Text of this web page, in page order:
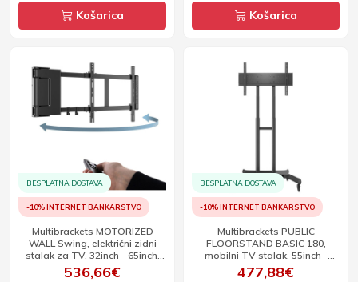
Košarica Košarica
BESPLATNA DOSTAVA
-10% INTERNET BANKARSTVO
Multibrackets MOTORIZED
WALL Swing, električni zidni
stalak za TV, 32inch - 65inch,
do 30kg
536,66€
BESPLATNA DOSTAVA
-10% INTERNET BANKARSTVO
Multibrackets PUBLIC
FLOORSTAND BASIC 180,
mobilni TV stalak, 55inch -
85inch, do 90kg
477,88€